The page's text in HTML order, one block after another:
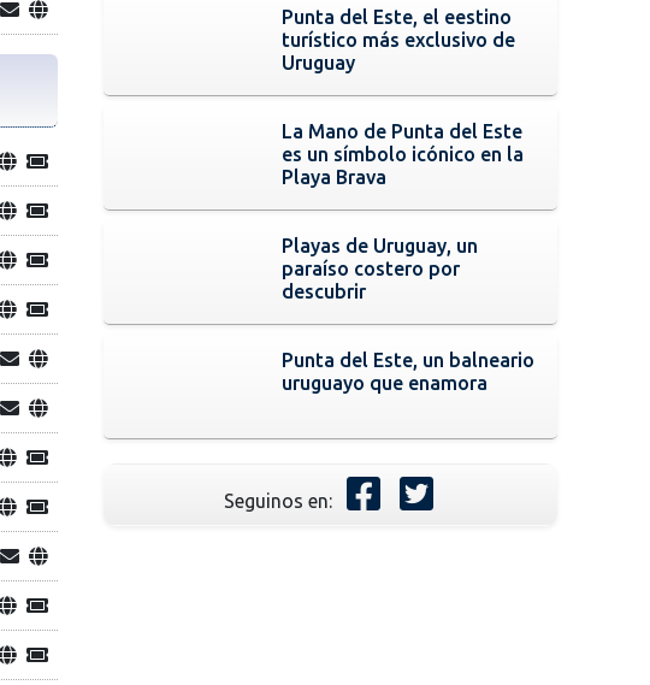
Punta del Este, el eestino
turístico más exclusivo de
Uruguay
La Mano de Punta del Este
es un símbolo icónico en la
Playa Brava
Playas de Uruguay, un
paraíso costero por
descubrir
Punta del Este, un balneario
uruguayo que enamora
Seguinos en: